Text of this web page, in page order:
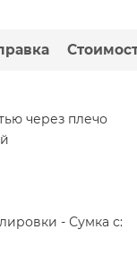
через плечо
- Сумка с: